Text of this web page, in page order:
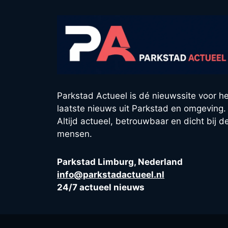
Parkstad Actueel is dé nieuwssite voor
laatste nieuws uit Parkstad en omgeving.
Altijd actueel, betrouwbaar en dicht bij
mensen.
Parkstad Limburg, Nederland
info@parkstadactueel.nl
24/7 actueel nieuws